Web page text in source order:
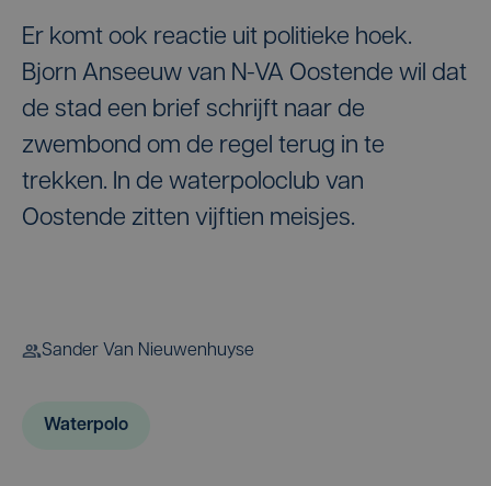
Er komt ook reactie uit politieke hoek.
Bjorn Anseeuw van N-VA Oostende wil dat
de stad een brief schrijft naar de
zwembond om de regel terug in te
trekken. In de waterpoloclub van
Oostende zitten vijftien meisjes.
Sander Van Nieuwenhuyse
Waterpolo